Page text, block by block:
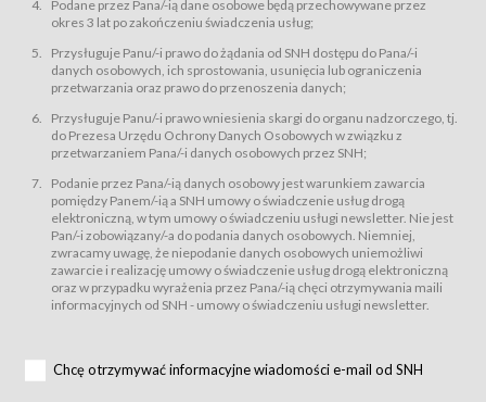
usługę utrzymywania konta użytkownika w Serwisie,
usługę newsletter,
usługę zawierania na odległość umów nabycia Karnetów i Biletów,
usługę zawierania na odległość umów sprzedaży w Sklepie.
dnia 18 lipca 2002 r. o świadczeniu usług drogą elektroniczną (Dz.U. z 2002
r., Nr 144, poz. 1204, z późń. zm.). Usługi świadczone są nieodpłatnie.
Na zasadach określonych w Regulaminie dostęp do Serwisu jest otwarty dla
Usługobiorca przed rozpoczęciem korzystania z Serwisu jest zobowiązany
zapoznać się z Regulaminem. Założenie konta w Serwisie oraz zamówienie
usługi newsletter za pośrednictwem przeznaczonego do tego formularza
zamieszczonego na stronach Serwisu dostępnych dla wszystkich
Usługobiorców wymaga akceptacji postanowień Regulaminu.
Usługobiorca zobowiązany jest do przestrzegania postanowień Regulaminu
od chwili rozpoczęcia korzystania z Serwisu.
Regulamin jest udostępniony Usługobiorcom nieodpłatnie za
Warunki techniczne korzystania z Usług
Podane przez Pana/-ią dane osobowe będą przechowywane przez
okres 3 lat po zakończeniu świadczenia usług;
Przysługuje Panu/-i prawo do żądania od SNH dostępu do Pana/-i
danych osobowych, ich sprostowania, usunięcia lub ograniczenia
przetwarzania oraz prawo do przenoszenia danych;
Przysługuje Panu/-i prawo wniesienia skargi do organu nadzorczego, tj.
do Prezesa Urzędu Ochrony Danych Osobowych w związku z
przetwarzaniem Pana/-i danych osobowych przez SNH;
Podanie przez Pana/-ią danych osobowy jest warunkiem zawarcia
pomiędzy Panem/-ią a SNH umowy o świadczenie usług drogą
elektroniczną, w tym umowy o świadczeniu usługi newsletter. Nie jest
Pan/-i zobowiązany/-a do podania danych osobowych. Niemniej,
zwracamy uwagę, że niepodanie danych osobowych uniemożliwi
zawarcie i realizację umowy o świadczenie usług drogą elektroniczną
oraz w przypadku wyrażenia przez Pana/-ią chęci otrzymywania maili
informacyjnych od SNH - umowy o świadczeniu usługi newsletter.
Chcę otrzymywać informacyjne wiadomości e-mail od SNH